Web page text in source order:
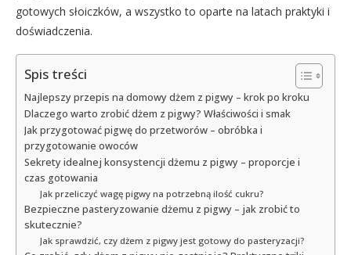
gotowych słoiczków, a wszystko to oparte na latach praktyki i
doświadczenia.
Spis treści
Najlepszy przepis na domowy dżem z pigwy – krok po kroku
Dlaczego warto zrobić dżem z pigwy? Właściwości i smak
Jak przygotować pigwę do przetworów – obróbka i
przygotowanie owoców
Sekrety idealnej konsystencji dżemu z pigwy – proporcje i
czas gotowania
Jak przeliczyć wagę pigwy na potrzebną ilość cukru?
Bezpieczne pasteryzowanie dżemu z pigwy – jak zrobić to
skutecznie?
Jak sprawdzić, czy dżem z pigwy jest gotowy do pasteryzacji?